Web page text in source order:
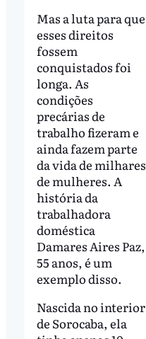
Mas a luta para que
esses direitos
fossem
conquistados foi
longa. As
condições
precárias de
trabalho fizeram e
ainda fazem parte
da vida de milhares
de mulheres. A
história da
trabalhadora
doméstica
Damares Aires Paz,
55 anos, é um
exemplo disso.
Nascida no interior
de Sorocaba, ela